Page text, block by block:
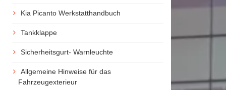
Kia Picanto Werkstatthandbuch
Tankklappe
Sicherheitsgurt- Warnleuchte
Allgemeine Hinweise für das
Fahrzeugexterieur